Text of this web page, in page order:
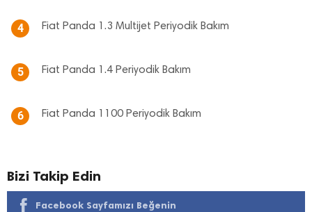
4 Fiat Panda 1.3 Multijet Periyodik Bakım
5 Fiat Panda 1.4 Periyodik Bakım
6 Fiat Panda 1100 Periyodik Bakım
Bizi Takip Edin
Facebook Sayfamızı Beğenin